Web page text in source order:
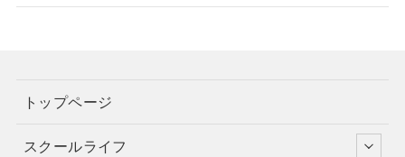
トップページ
スクールライフ